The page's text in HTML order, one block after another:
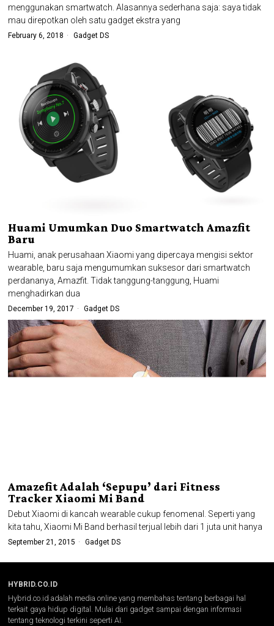
menggunakan smartwatch. Alasannya sederhana saja: saya tidak
mau direpotkan oleh satu gadget ekstra yang
February 6, 2018 Gadget DS
Huami Umumkan Duo Smartwatch Amazfit
Baru
Huami, anak perusahaan Xiaomi yang dipercaya mengisi sektor
wearable, baru saja mengumumkan suksesor dari smartwatch
perdananya, Amazfit. Tidak tanggung-tanggung, Huami
menghadirkan dua
December 19, 2017 Gadget DS
Amazefit Adalah ‘Sepupu’ dari Fitness
Tracker Xiaomi Mi Band
Debut Xiaomi di kancah wearable cukup fenomenal. Seperti yang
kita tahu, Xiaomi Mi Band berhasil terjual lebih dari 1 juta unit hanya
September 21, 2015 Gadget DS
HYBRID.CO.ID
Hybrid.co.id adalah media online yang membahas tentang berbagai hal
terkait gaya hidup digital. Mulai dari gadget sampai dengan informasi
tentang teknologi terkini seperti AI.